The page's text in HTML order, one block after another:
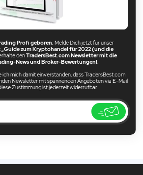
Profi geboren.Melde Dich jetzt für unser
zum Kryptohandel für 2022 (und die
denTradersBest.com Newsletter mit die
News und Broker-Bewertungen!.
ich mich damit einverstanden, dass TradersBest.com
Newsletter mit spannenden Angeboten via E-Mail
Zustimmung ist jederzeit widerrufbar.